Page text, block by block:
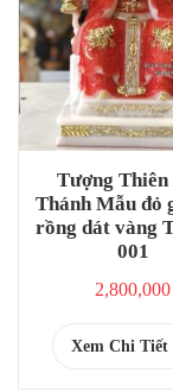
Tượng Thiên
Thánh Mẫu đỏ
rồng dát vàng
001
2,800,000
Xem Chi Tiết